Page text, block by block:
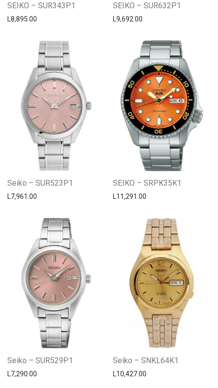
SEIKO – SUR343P1
L8,895.00
SEIKO – SUR632P1
L9,692.00
Seiko – SUR523P1
L7,961.00
SEIKO – SRPK35K1
L11,291.00
Seiko – SUR529P1
L7,290.00
Seiko – SNKL64K1
L10,427.00